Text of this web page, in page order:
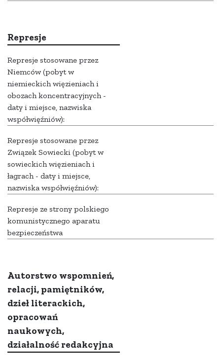
Represje
Represje stosowane przez
Niemców (pobyt w
niemieckich więzieniach i
obozach koncentracyjnych -
daty i miejsce, nazwiska
współwięźniów):
Represje stosowane przez
Związek Sowiecki (pobyt w
sowieckich więzieniach i
łagrach - daty i miejsce,
nazwiska współwięźniów):
Represje ze strony polskiego
komunistycznego aparatu
bezpieczeństwa
Autorstwo wspomnień,
relacji, pamiętników,
dzieł literackich,
opracowań
naukowych,
działalność redakcyjna